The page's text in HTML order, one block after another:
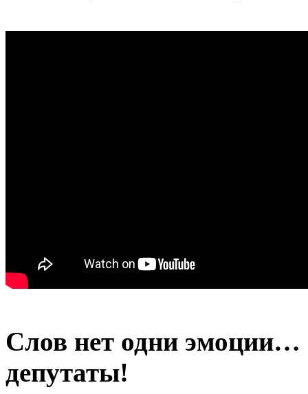
Слов нет одни эмоции…
депутаты!